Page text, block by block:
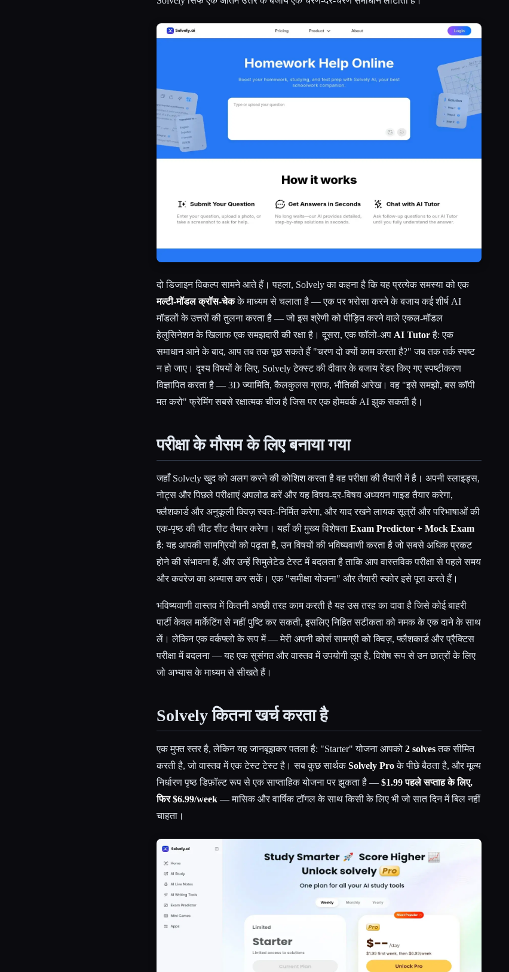
दो डिजाइन विकल्प सामने आते हैं। पहला, Solvely का कहना है कि यह प्रत्येक समस्या को एक
मल्टी-मॉडल क्रॉस-चेकके माध्यम से चलाता है — एक पर भरोसा करने के बजाय कई शीर्ष AI
मॉडलों के उत्तरों की तुलना करता है — जो इस श्रेणी को पीड़ित करने वाले एकल-मॉडल
हेलुसिनेशन के खिलाफ एक समझदारी की रक्षा है। दूसरा, एक फॉलो-अप AI Tutorहै: एक
समाधान आने के बाद, आप तब तक पूछ सकते हैं "चरण दो क्यों काम करता है?" जब तक तर्क स्पष्ट
न हो जाए। दृश्य विषयों के लिए, Solvely टेक्स्ट की दीवार के बजाय रेंडर किए गए स्पष्टीकरण
विज्ञापित करता है — 3D ज्यामिति, कैलकुलस ग्राफ, भौतिकी आरेख। वह "इसे समझो, बस कॉपी
मत करो" फ्रेमिंग सबसे रक्षात्मक चीज है जिस पर एक होमवर्क AI झुक सकती है।
परीक्षा के मौसम के लिए बनाया गया
जहाँ Solvely खुद को अलग करने की कोशिश करता है वह परीक्षा की तैयारी में है। अपनी स्लाइड्स,
नोट्स और पिछले परीक्षाएं अपलोड करें और यह विषय-दर-विषय अध्ययन गाइड तैयार करेगा,
फ्लैशकार्ड और अनुकूली क्विज़ स्वतः-निर्मित करेगा, और याद रखने लायक सूत्रों और परिभाषाओं की
एक-पृष्ठ की चीट शीट तैयार करेगा। यहाँ की मुख्य विशेषता Exam Predictor + Mock Exam
है: यह आपकी सामग्रियों को पढ़ता है, उन विषयों की भविष्यवाणी करता है जो सबसे अधिक प्रकट
होने की संभावना हैं, और उन्हें सिमुलेटेड टेस्ट में बदलता है ताकि आप वास्तविक परीक्षा से पहले समय
और कवरेज का अभ्यास कर सकें। एक "समीक्षा योजना" और तैयारी स्कोर इसे पूरा करते हैं।
भविष्यवाणी वास्तव में कितनी अच्छी तरह काम करती है यह उस तरह का दावा है जिसे कोई बाहरी
पार्टी केवल मार्केटिंग से नहीं पुष्टि कर सकती, इसलिए निहित सटीकता को नमक के एक दाने के साथ
लें। लेकिन एक वर्कफ्लो के रूप में — मेरी अपनी कोर्स सामग्री को क्विज़, फ्लैशकार्ड और प्रैक्टिस
परीक्षा में बदलना — यह एक सुसंगत और वास्तव में उपयोगी लूप है, विशेष रूप से उन छात्रों के लिए
जो अभ्यास के माध्यम से सीखते हैं।
Solvely कितना खर्च करता है
एक मुफ्त स्तर है, लेकिन यह जानबूझकर पतला है: "Starter" योजना आपको 2 solvesतक सीमित
करती है, जो वास्तव में एक टेस्ट टेस्ट है। सब कुछ सार्थकSolvely Proके पीछे बैठता है, और मूल्य
निर्धारण पृष्ठ डिफ़ॉल्ट रूप से एक साप्ताहिक योजना पर झुकता है — $1.99 पहले सप्ताह के लिए,
फिर $6.99/week — मासिक और वार्षिक टॉगल के साथ किसी के लिए भी जो सात दिन में बिल नहीं
चाहता।